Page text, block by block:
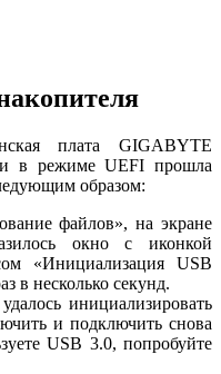
плата GIGABYTE
в режиме UEFI прошла
образом:
файлов», на экране
окно с иконкой
«Инициализация USB
в несколько секунд.
инициализировать
и подключить снова
USB 3.0, попробуйте